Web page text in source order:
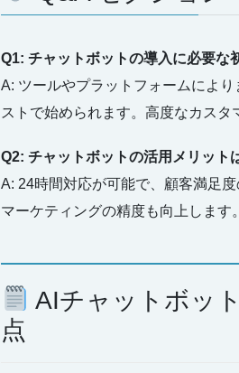
Q1: チャットボットの導入に必要な
A: ツールやプラットフォームによ
ストで始められます。高度なカスタ
Q2: チャットボットの活用メリット
A: 24時間対応が可能で、顧客満足
マーケティングの精度も向上します。
AIチャットボッ
点